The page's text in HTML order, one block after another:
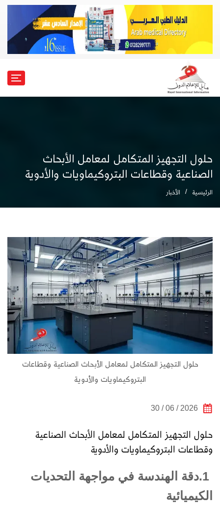
حلول التجهيز المتكامل لمعامل الأبحاث
الصناعية وقطاعات البتروكيماويات والأدوية
الرئيسية الأخبار
حلول التجهيز المتكامل لمعامل الأبحاث الصناعية وقطاعات
البتروكيماويات والأدوية
2026 / 06 / 30
حلول التجهيز المتكامل لمعامل الأبحاث الصناعية
وقطاعات البتروكيماويات والأدوية
.1دقة الهندسة في مواجهة التحديات
الكيميائية